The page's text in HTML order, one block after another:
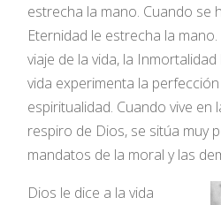
estrecha la mano. Cuando se
Eternidad le estrecha la
viaje de la vida, la
vida experimenta la
espiritualidad. Cuando vive en
respiro de Dios, se sitúa muy
mandatos de la moral y las
Dios le dice a la vida